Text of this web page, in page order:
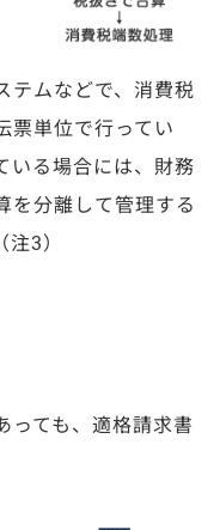
テムなどで、消費税
票単位で行ってい
る場合には、 財務
を分離して管理する
（注3）
っても、適格請求書